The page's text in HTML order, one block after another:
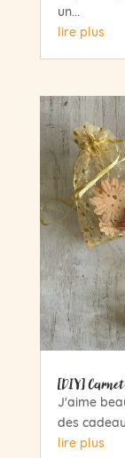
un...
lire plus
[DIY]
J'aime
des
lire plus